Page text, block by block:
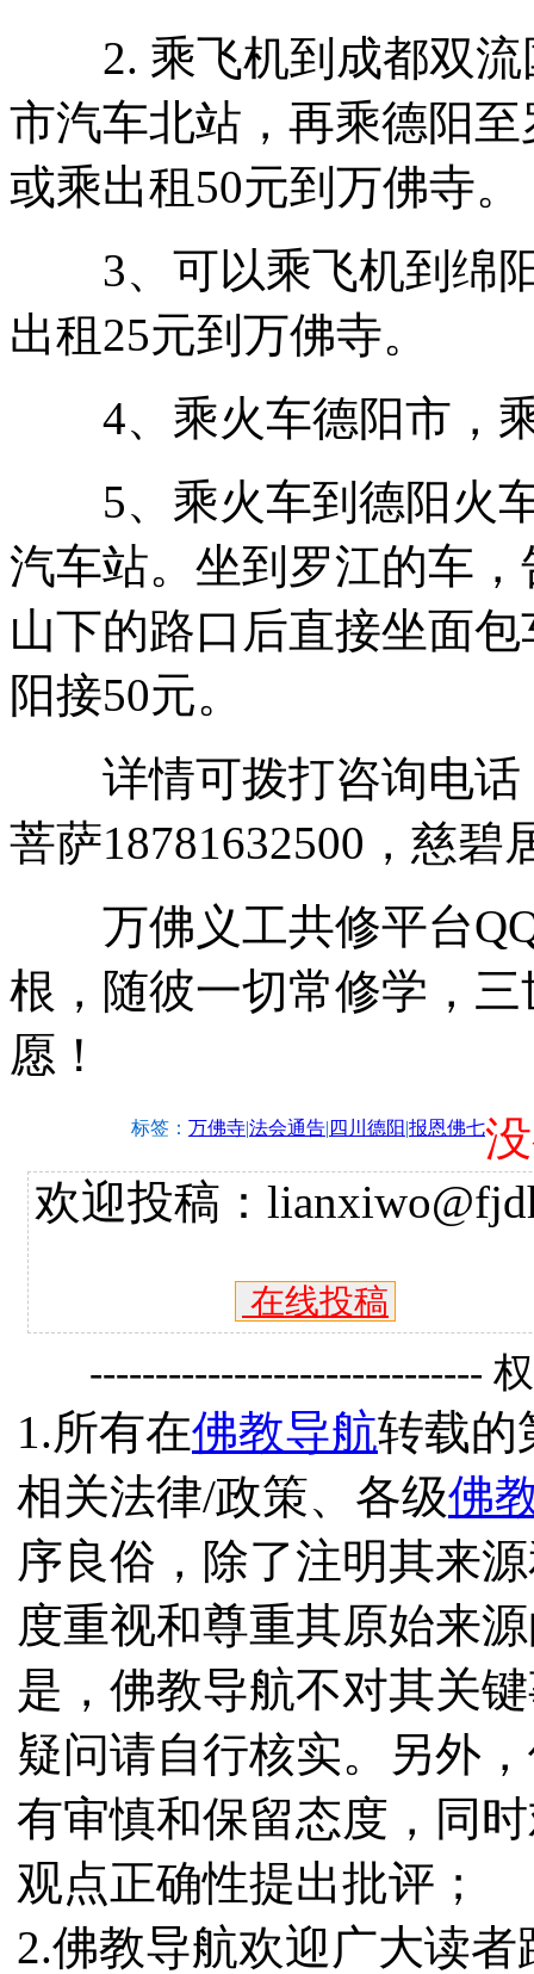
2. 乘飞机到成都双流
市汽车北站，再乘德阳
或乘出租50元到万佛寺。
3、可以乘飞机到绵阳
出租25元到万佛寺。
4、乘火车德阳市，乘
5、乘火车到德阳火车
汽车站。坐到罗江的车
山下的路口后直接坐面
阳接50元。
详情可拨打咨询电话
菩萨18781632500，慈碧
万佛义工共修平台QQ
根，随彼一切常修学，
愿！
标签： 万佛寺|法会通告| 四川德阳|报恩佛七
欢迎投稿：
在线投稿
------------------------------
1.所有在佛教导航转载的
相关法律/政策、各级佛
序良俗，除了注明其来
度重视和尊重其原始来
是，佛教导航不对其关
疑问请自行核实。另外
有审慎和保留态度，同
观点正确性提出批评；
2.佛教导航欢迎广大读